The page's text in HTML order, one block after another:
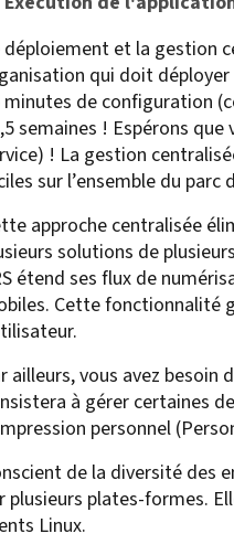
déploiement et la gestion
qui doit déployer
minutes de configuration
semaines ! Espérons
! La gestion
sur l’ensemble du parc
approche centralisée
solutions de
étend ses flux de
Cette fonctionnalité
ailleurs, vous avez
à gérer certaines
personnel
de la diversité des
plusieurs plates-formes.
Linux.